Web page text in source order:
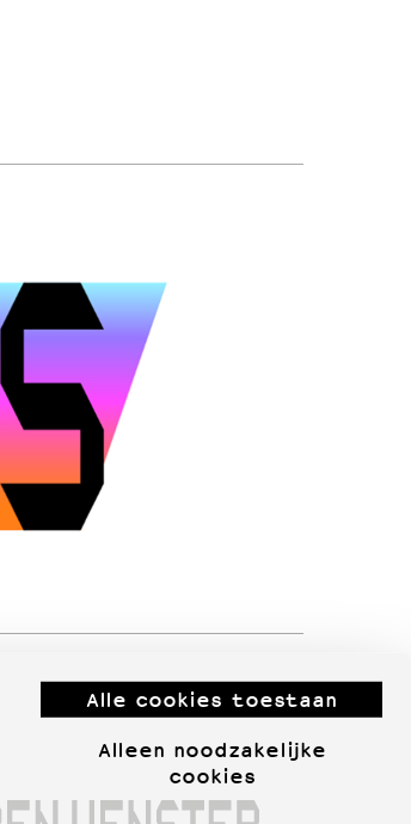
Alle cookies toestaan
Alleen noodzakelijke
cookies